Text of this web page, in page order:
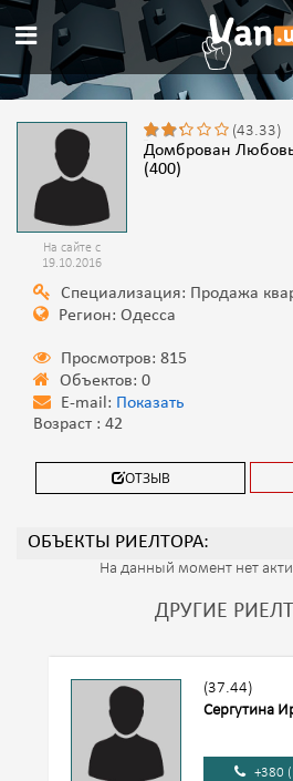
На сайте с
19.10.2016
(43.33)
Домброван Любовь
(400)
Специализация: Продажа
Регион: Одесса
Просмотров: 815
Объектов: 0
E-mail: Показать
Возраст : 42
ОТЗЫВ
ОБЪЕКТЫ РИЕЛТОРА:
На данный момент нет
ДРУГИЕ
(37.44)
Сергутина
+380